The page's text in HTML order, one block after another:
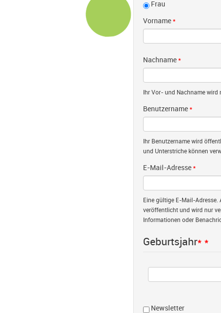
Frau
Vorname *
Nachname *
Ihr Vor- und Nachname
Benutzername *
Ihr Benutzername wird
und Unterstriche können
E-Mail-Adresse *
Eine gültige E-Mail-Adresse.
veröffentlicht und wird nur
Informationen oder
Geburtsjahr* *
Newsletter